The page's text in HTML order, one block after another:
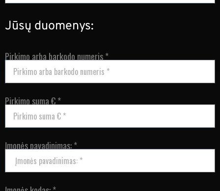
Jūsų duomenys:
Pirkimo arba barkodo numeris *
Pirkimo suma € *
Įmonės pavadinimas: *